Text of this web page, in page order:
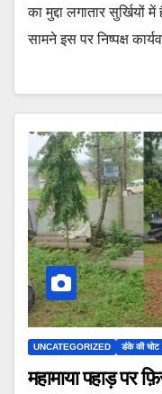
का मुद्दा लगातार
सामने इस पर निष्पक्ष
UNCATEGORIZED डंके की चोट
महामाया पहाड़ पर